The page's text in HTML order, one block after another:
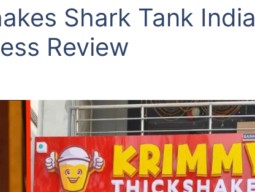
Shark Tank India
Review